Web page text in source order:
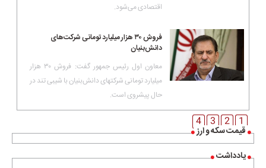
قیمت سکه و ارز
یادداشت
اقتصادی می‌شود.
فروش ۳۰ هزار میلیارد تومانی شرکت‌های
دانش‌بنیان
معاون اول رئیس جمهور گفت: فروش ۳۰ هزار
میلیارد تومانی شرکتهای دانش‌بنیان با شیبی تند در
حال پیشروی است.
1
2
3
4